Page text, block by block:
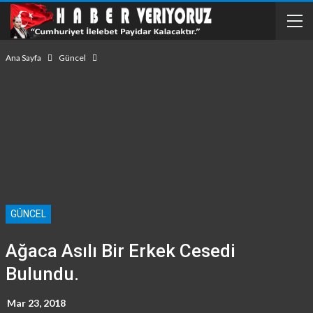
Ana Sayfa Güncel
GÜNCEL
Ağaca Asılı Bir Erkek Cesedi
Bulundu.
Mar 23, 2018